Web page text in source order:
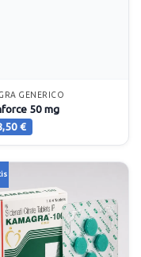
GENERICO
50 mg
€